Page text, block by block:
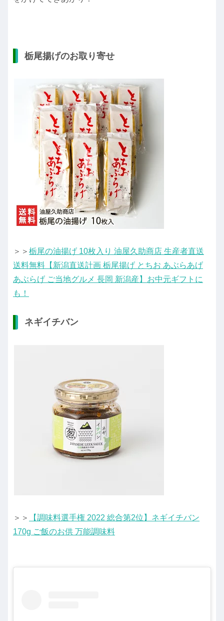
栃尾揚げのお取り寄せ
＞＞ 栃尾の油揚げ 10枚入り 油屋久助商店 生産者直送
送料無料【新潟直送計画 栃尾揚げ とちお あぶらあげ
あぶらげ ご当地グルメ 長岡 新潟産】お中元ギフトに
も！
ネギイチバン
＞＞
【調味料選手権 2022 総合第2位】ネギイチバン
170g ご飯のお供 万能調味料